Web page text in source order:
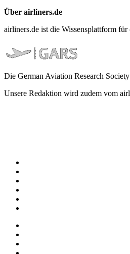
Über airliners.de
airliners.de ist die Wissensplattform
Die German Aviation Research
Unsere Redaktion wird zudem vom